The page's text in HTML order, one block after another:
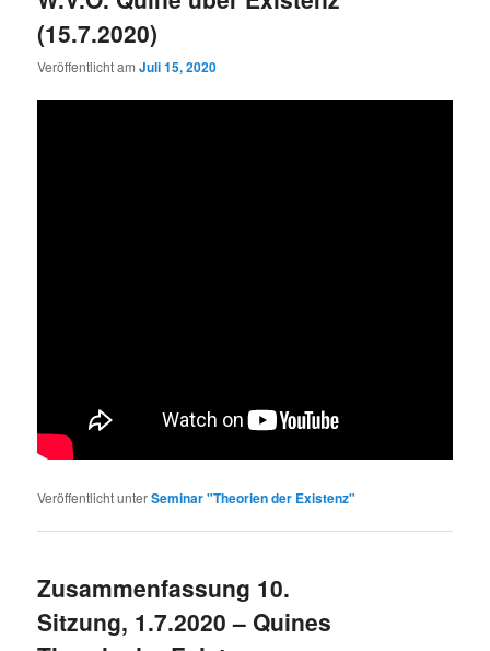
(15.7.2020)
Veröffentlicht amJuli 15, 2020
Veröffentlicht unterSeminar "Theorien der Existenz"
Zusammenfassung 10.
Sitzung, 1.7.2020 – Quines